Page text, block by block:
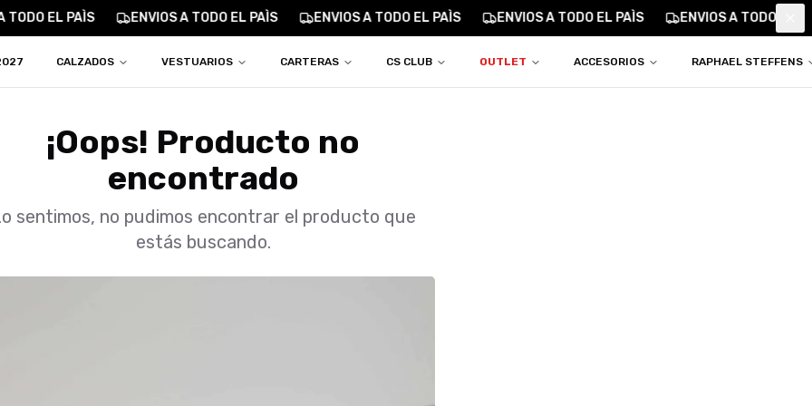
EL PAÌS ENVIOS A TODO EL PAÌS ENVIOS A TODO EL PAÌS ENVIOS A TODO EL PAÌS ENVIOS A TODO EL
CALZADOS VESTUARIOS CARTERAS CS CLUB OUTLET ACCESORIOS RAPHAEL STEFFENS
¡Oops! Producto no
encontrado
sentimos, no pudimos encontrar el producto que
estás buscando.